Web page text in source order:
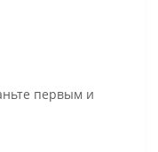
первым и